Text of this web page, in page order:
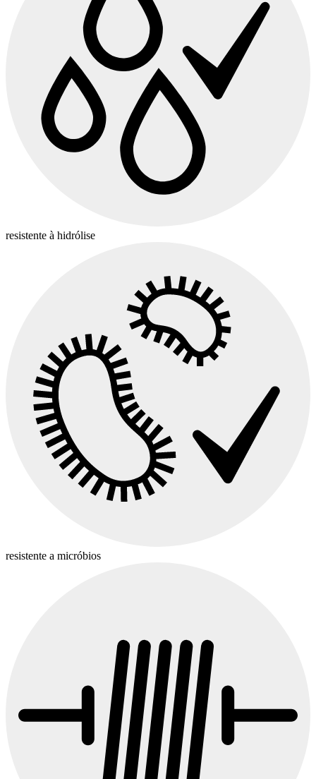
resistente à hidrólise
resistente a micróbios